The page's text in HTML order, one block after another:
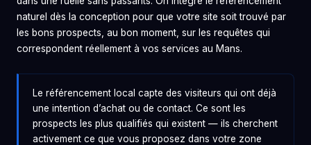
naturel dès la conception pour que votre site soit trouvé par
les bons prospects, au bon moment, sur les requêtes qui
correspondent réellement à vos services au Mans.
Le référencement local capte des visiteurs qui ont déjà
une intention d’achat ou de contact. Ce sont les
prospects les plus qualifiés qui existent — ils cherchent
activement ce que vous proposez dans votre zone